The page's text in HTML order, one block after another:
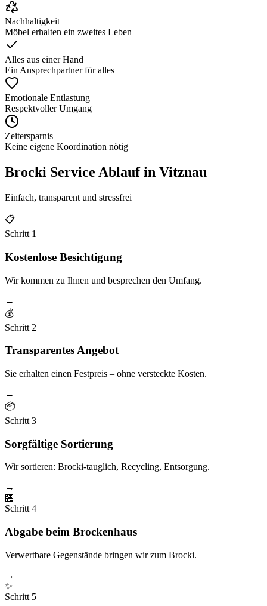
Nachhaltigkeit
Möbel erhalten ein zweites Leben
Alles aus einer Hand
Ein Ansprechpartner für alles
Emotionale Entlastung
Respektvoller Umgang
Zeitersparnis
Keine eigene Koordination nötig
Brocki Service Ablauf in Vitznau
Einfach, transparent und stressfrei
📋
Schritt 1
Kostenlose Besichtigung
Wir kommen zu Ihnen und besprechen den Umfang.
→
💰
Schritt 2
Transparentes Angebot
Sie erhalten einen Festpreis – ohne versteckte Kosten.
→
📦
Schritt 3
Sorgfältige Sortierung
Wir sortieren: Brocki-tauglich, Recycling, Entsorgung.
→
🏪
Schritt 4
Abgabe beim Brockenhaus
Verwertbare Gegenstände bringen wir zum Brocki.
→
✨
Schritt 5